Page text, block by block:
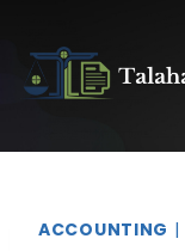
ACCOUNTING |